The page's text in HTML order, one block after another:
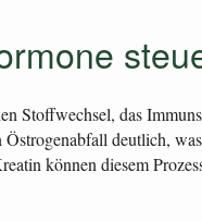
Stoffwechsel, das
deutlich,
können diesem